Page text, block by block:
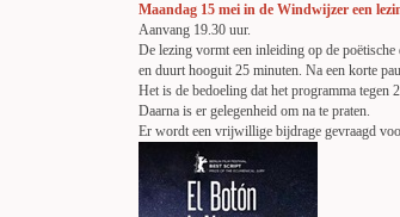
Maandag 15 mei in de Windwijzer een
Aanvang 19.30 uur.
De lezing vormt een inleiding op de
en duurt hooguit 25 minuten. Na een korte
Het is de bedoeling dat het programma tegen
Daarna is er gelegenheid om na te praten.
Er wordt een vrijwillige bijdrage gevraagd